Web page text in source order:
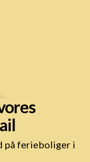
på ferieboliger i